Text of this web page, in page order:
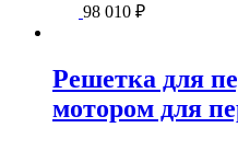
98 010 ₽
Решетка для
мотором для